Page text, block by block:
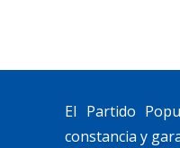
El Partido
constancia y